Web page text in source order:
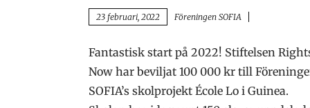
23 februari, 2022 Föreningen SOFIA
Fantastisk start på 2022! Stiftelsen
Now har beviljat 100 000 kr till
SOFIA’s skolprojekt École Lo i Guinea.